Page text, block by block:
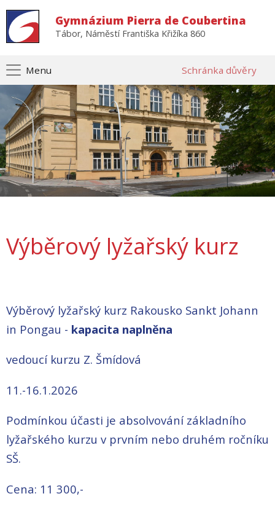
Gymnázium Pierra de Coubertina
Tábor, Náměstí Františka Křižíka 860
Menu Schránka důvěry
Výběrový lyžařský kurz
Výběrový lyžařský kurz Rakousko Sankt Johann
in Pongau - kapacita naplněna
vedoucí kurzu Z. Šmídová
11.-16.1.2026
Podmínkou účasti je absolvování základního
lyžařského kurzu v prvním nebo druhém ročníku
SŠ.
Cena: 11 300,-